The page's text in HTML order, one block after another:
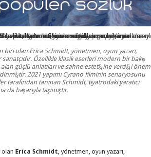
olan Erica Schmidt, yönetmen, oyun yazarı,
Özellikle klasik eserleri modern bir bakış
güçlü anlatıları ve sahne estetiğine verdiği önem
2021 yapımı Cyrano filminin senaryosunu
tarafından tanınan Schmidt, tiyatrodaki yaratıcı
da başarıyla taşımıştır.
olan Erica Schmidt , yönetmen, oyun yazarı,